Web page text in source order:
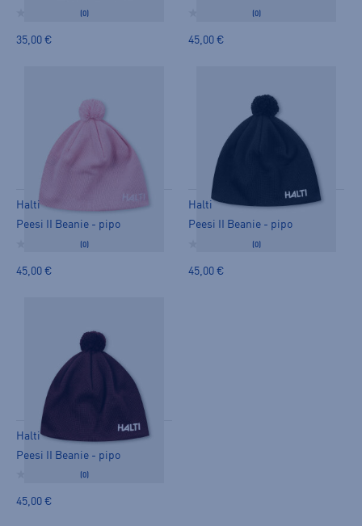
(0)
35,00 €
(0)
45,00 €
Halti
Peesi II Beanie - pipo
(0)
45,00 €
Halti
Peesi II Beanie - pipo
(0)
45,00 €
Halti
Peesi II Beanie - pipo
(0)
45,00 €